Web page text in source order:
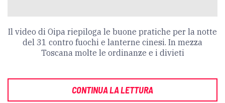
Il video di Oipa riepiloga le buone pratiche per la notte
del 31 contro fuochi e lanterne cinesi. In mezza
Toscana molte le ordinanze e i divieti
CONTINUA LA LETTURA